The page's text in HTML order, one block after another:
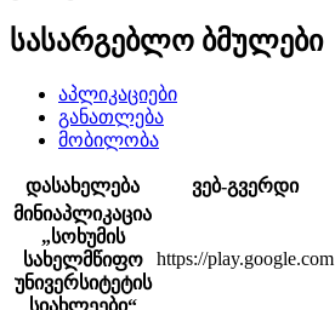
სასარგებლო ბმულები
აპლიკაციები
განათლება
მობილობა
დასახელება
ვებ-გვერდი
მინიაპლიკაცია
„სოხუმის
სახელმწიფო
უნივერსიტეტის
სიახლეები“
https://play.google.com